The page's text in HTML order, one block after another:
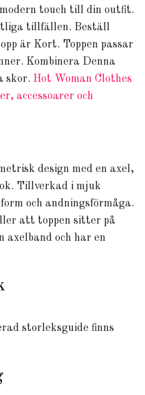
touch till din outfit.
tillfällen. Beställ
är Kort. Toppen passar
Kombinera Denna
skor. Hot Woman Clothes
accessoarer och
design med en axel,
Tillverkad i mjuk
och andningsförmåga.
att toppen sitter på
axelband och har en
storleksguide finns